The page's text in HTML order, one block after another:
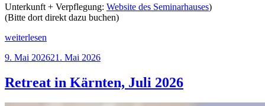
Unterkunft + Verpflegung: Website des Seminarhauses)
(Bitte dort direkt dazu buchen)
„Retreat
Bayern
30.
Mai
2027“
weiterlesen
Veröffentlicht
9. Mai 202621. Mai 2026
Retreat in Kärnten, Juli 2026